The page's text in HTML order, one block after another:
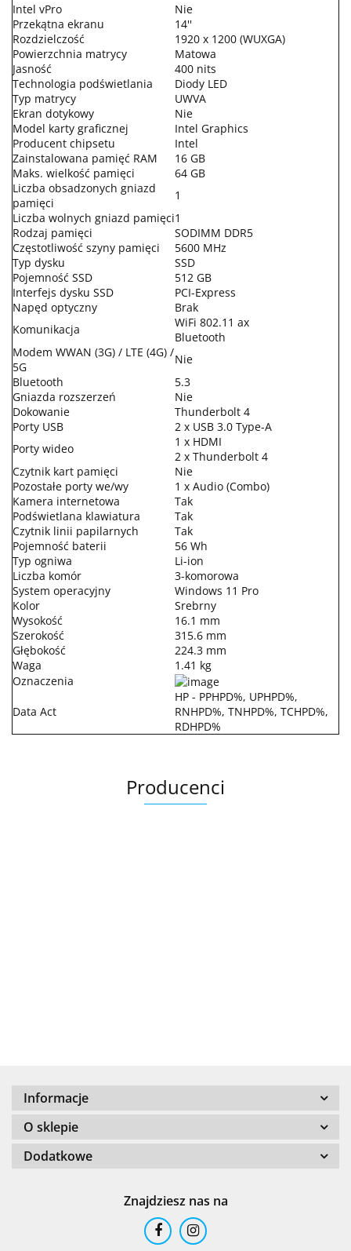
Intel vPro
Nie
Przekątna ekranu
14''
Rozdzielczość
1920 x 1200 (WUXGA)
Powierzchnia matrycy
Matowa
Jasność
400 nits
Technologia podświetlania
Diody LED
Typ matrycy
UWVA
Ekran dotykowy
Nie
Model karty graficznej
Intel Graphics
Producent chipsetu
Intel
Zainstalowana pamięć RAM
16 GB
Maks. wielkość pamięci
64 GB
Liczba obsadzonych gniazd
pamięci
1
Liczba wolnych gniazd pamięci1
Rodzaj pamięci
SODIMM DDR5
Częstotliwość szyny pamięci
5600 MHz
Typ dysku
SSD
Pojemność SSD
512 GB
Interfejs dysku SSD
PCI-Express
Napęd optyczny
Brak
Komunikacja
WiFi 802.11 ax
Bluetooth
Modem WWAN (3G) / LTE (4G) /
5G
Nie
Bluetooth
5.3
Gniazda rozszerzeń
Nie
Dokowanie
Thunderbolt 4
Porty USB
2 x USB 3.0 Type-A
Porty wideo
1 x HDMI
2 x Thunderbolt 4
Czytnik kart pamięci
Nie
Pozostałe porty we/wy
1 x Audio (Combo)
Kamera internetowa
Tak
Podświetlana klawiatura
Tak
Czytnik linii papilarnych
Tak
Pojemność baterii
56 Wh
Typ ogniwa
Li-ion
Liczba komór
3-komorowa
System operacyjny
Windows 11 Pro
Kolor
Srebrny
Wysokość
16.1 mm
Szerokość
315.6 mm
Głębokość
224.3 mm
Waga
1.41 kg
Oznaczenia
Data Act
HP - PPHPD%, UPHPD%,
RNHPD%, TNHPD%, TCHPD%,
RDHPD%
Producenci
Informacje
O sklepie
Dodatkowe
Znajdziesz nas na